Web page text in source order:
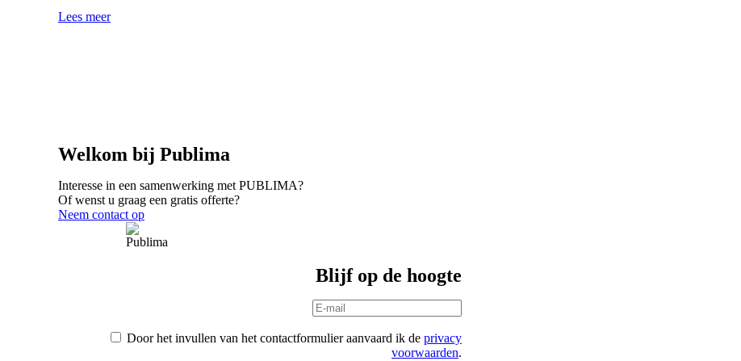
Lees meer
Welkom bij Publima
Interesse in een samenwerking met PUBLIMA?
Of wenst u graag een gratis offerte?
Neem contact op
Blijf op de hoogte
Door het invullen van het contactformulier aanvaard ik de privacy
voorwaarden.